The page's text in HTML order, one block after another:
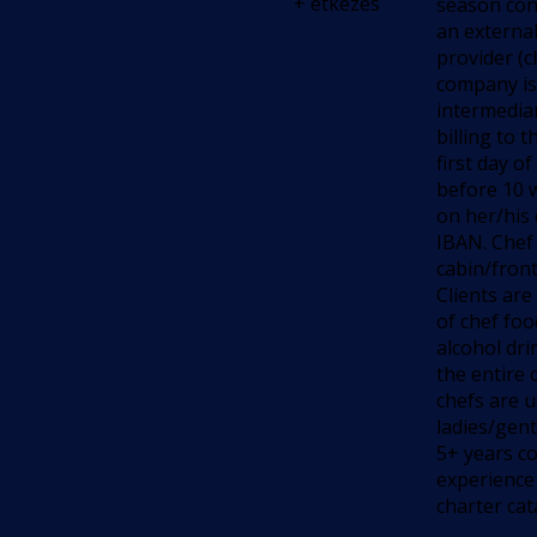
season
an
provider
company
billing to
first day
before 10
on her/his
IBAN.
cabin/
Clients
of chef
alcohol
the entire
chefs are
ladies/
5+ years
charter